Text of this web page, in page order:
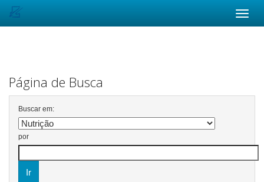
Página de Busca
Buscar em:
por